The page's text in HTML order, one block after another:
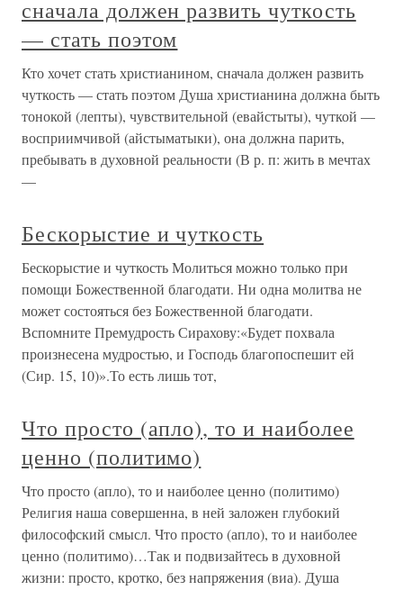
сначала должен развить чуткость
— стать поэтом
Кто хочет стать христианином, сначала должен развить
чуткость — стать поэтом Душа христианина должна быть
тонокой (лепты), чувствительной (евайстыты), чуткой —
восприимчивой (айстыматыки), она должна парить,
пребывать в духовной реальности (В р. п: жить в мечтах
—
Бескорыстие и чуткость
Бескорыстие и чуткость Молиться можно только при
помощи Божественной благодати. Ни одна молитва не
может состояться без Божественной благодати.
Вспомните Премудрость Сирахову:«Будет похвала
произнесена мудростью, и Господь благопоспешит ей
(Сир. 15, 10)».То есть лишь тот,
Что просто (апло), то и наиболее
ценно (политимо)
Что просто (апло), то и наиболее ценно (политимо)
Религия наша совершенна, в ней заложен глубокий
философский смысл. Что просто (апло), то и наиболее
ценно (политимо)…Так и подвизайтесь в духовной
жизни: просто, кротко, без напряжения (виа). Душа